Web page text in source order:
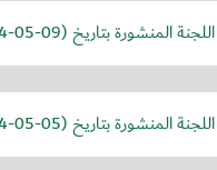
المنشورة بتاريخ (05-09
المنشورة بتاريخ (05-05